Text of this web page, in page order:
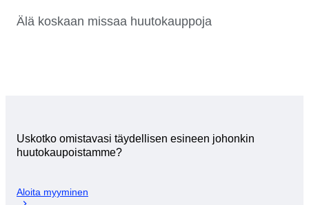
Älä koskaan missaa huutokauppoja
Uskotko omistavasi täydellisen esineen johonkin
huutokaupoistamme?
Aloita myyminen